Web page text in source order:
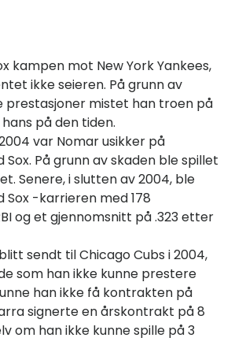
kampen mot New York Yankees,
ikke seieren. På grunn av
prestasjoner mistet han troen på
på den tiden.
var Nomar usikker på
Sox. På grunn av skaden ble spillet
Senere, i slutten av 2004, ble
Sox -karrieren med 178
og et gjennomsnitt på .323 etter
sendt til Chicago Cubs i 2004,
som han ikke kunne prestere
han ikke få kontrakten på
signerte en årskontrakt på 8
om han ikke kunne spille på 3